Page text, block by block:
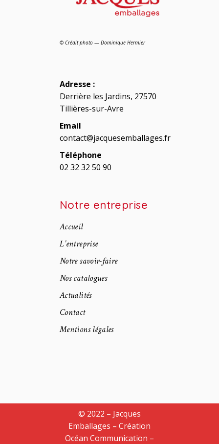
© Crédit photo — Dominique Hermier
Adresse :
Derrière les Jardins, 27570
Tillières-sur-Avre
Email
contact@jacquesemballages.fr
Téléphone
02 32 32 50 90
Notre entreprise
Accueil
L’entreprise
Notre savoir-faire
Nos catalogues
Actualités
Contact
Mentions légales
© 2022 – Jacques
Emballages – Création
Océan Communication –